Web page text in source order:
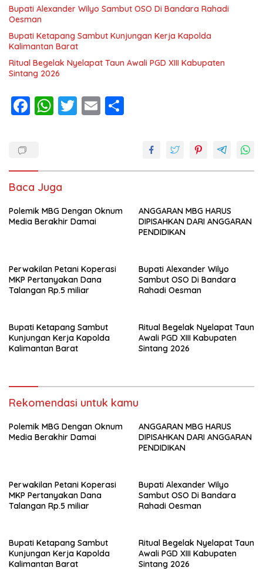
Bupati Alexander Wilyo Sambut OSO Di Bandara Rahadi
Oesman
Bupati Ketapang Sambut Kunjungan Kerja Kapolda
Kalimantan Barat
Ritual Begelak Nyelapat Taun Awali PGD XIII Kabupaten
Sintang 2026
F
o
o
k
W
A
p
p
T E
Baca Juga
Polemik MBG Dengan Oknum
Media Berakhir Damai
ANGGARAN MBG HARUS
DIPISAHKAN DARI ANGGARAN
PENDIDIKAN
Perwakilan Petani Koperasi
MKP Pertanyakan Dana
Talangan Rp.5 miliar
Bupati Alexander Wilyo
Sambut OSO Di Bandara
Rahadi Oesman
Bupati Ketapang Sambut
Kunjungan Kerja Kapolda
Kalimantan Barat
Ritual Begelak Nyelapat Taun
Awali PGD XIII Kabupaten
Sintang 2026
Rekomendasi untuk kamu
Polemik MBG Dengan Oknum
Media Berakhir Damai
ANGGARAN MBG HARUS
DIPISAHKAN DARI ANGGARAN
PENDIDIKAN
Perwakilan Petani Koperasi
MKP Pertanyakan Dana
Talangan Rp.5 miliar
Bupati Alexander Wilyo
Sambut OSO Di Bandara
Rahadi Oesman
Bupati Ketapang Sambut
Kunjungan Kerja Kapolda
Kalimantan Barat
Ritual Begelak Nyelapat Taun
Awali PGD XIII Kabupaten
Sintang 2026